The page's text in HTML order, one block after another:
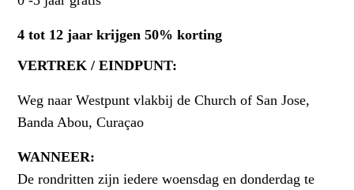
4 tot 12 jaar krijgen 50% korting
VERTREK / EINDPUNT:
Weg naar Westpunt vlakbij de Church of San Jose,
Banda Abou, Curaçao
WANNEER:
De rondritten zijn iedere woensdag en donderdag te